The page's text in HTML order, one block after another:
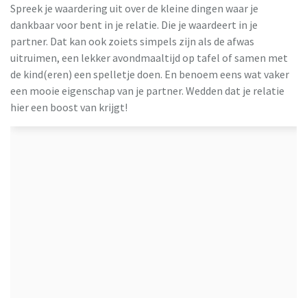
Spreek je waardering uit over de kleine dingen waar je
dankbaar voor bent in je relatie. Die je waardeert in je
partner. Dat kan ook zoiets simpels zijn als de afwas
uitruimen, een lekker avondmaaltijd op tafel of samen met
de kind(eren) een spelletje doen. En benoem eens wat vaker
een mooie eigenschap van je partner. Wedden dat je relatie
hier een boost van krijgt!